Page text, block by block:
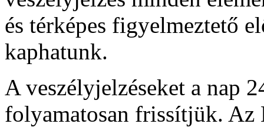
és térképes figyelmeztető
kaphatunk.
A veszélyjelzéseket a nap
folyamatosan frissítjük. Az